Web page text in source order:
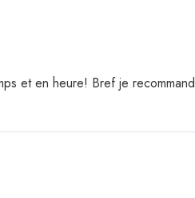
et en heure! Bref je